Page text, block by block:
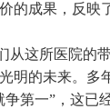
的成果，反映
从这所医院的
明的未来。多
第一”，这已